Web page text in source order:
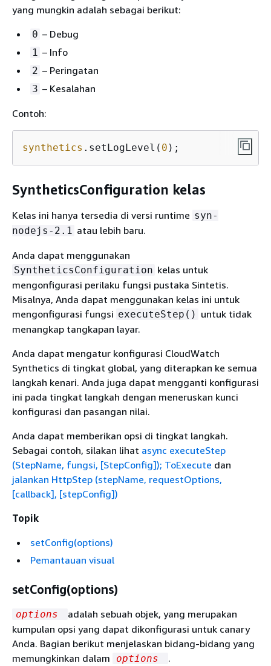
yang mungkin adalah sebagai berikut:
0 – Debug
1 – Info
2 – Peringatan
3 – Kesalahan
Contoh:
synthetics .setLogLevel( 0 );
SyntheticsConfiguration kelas
Kelas ini hanya tersedia di versi runtime syn-
nodejs-2.1 atau lebih baru.
Anda dapat menggunakan
SyntheticsConfiguration kelas untuk
mengonfigurasi perilaku fungsi pustaka Sintetis.
Misalnya, Anda dapat menggunakan kelas ini untuk
mengonfigurasi fungsi executeStep() untuk tidak
menangkap tangkapan layar.
Anda dapat mengatur konfigurasi CloudWatch
Synthetics di tingkat global, yang diterapkan ke semua
langkah kenari. Anda juga dapat mengganti konfigurasi
ini pada tingkat langkah dengan meneruskan kunci
konfigurasi dan pasangan nilai.
Anda dapat memberikan opsi di tingkat langkah.
Sebagai contoh, silakan lihat async executeStep
(StepName, fungsi, [StepConfig]); ToExecute dan
jalankan HttpStep (stepName, requestOptions,
[callback], [stepConfig])
Topik
setConfig(options)
Pemantauan visual
setConfig(options)
options
adalah sebuah objek, yang merupakan
kumpulan opsi yang dapat dikonfigurasi untuk canary
Anda. Bagian berikut menjelaskan bidang-bidang yang
memungkinkan dalam
options .